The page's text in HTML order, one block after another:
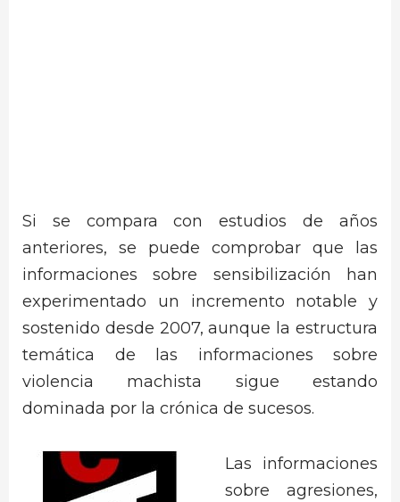
Si se compara con estudios de años
anteriores, se puede comprobar que las
informaciones sobre sensibilización han
experimentado un incremento notable y
sostenido desde 2007, aunque la estructura
temática de las informaciones sobre
violencia machista sigue estando
dominada por la crónica de sucesos.
Las informaciones
sobre agresiones,